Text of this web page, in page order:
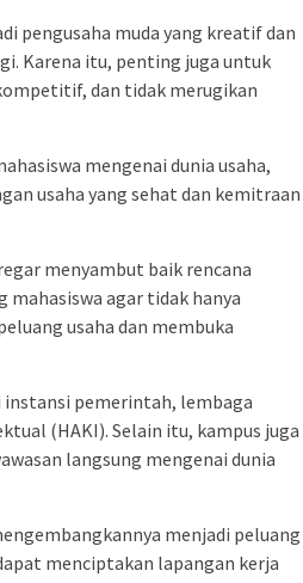
pengusaha muda yang kreatif dan
Karena itu, penting juga untuk
dan tidak merugikan
mengenai dunia usaha,
usaha yang sehat dan kemitraan
menyambut baik rencana
agar tidak hanya
usaha dan membuka
instansi pemerintah, lembaga
(HAKI). Selain itu, kampus juga
langsung mengenai dunia
menjadi peluang
menciptakan lapangan kerja